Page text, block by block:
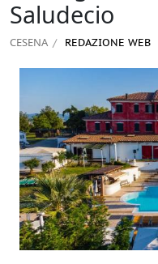
Saludecio
CESENA REDAZIONE WEB